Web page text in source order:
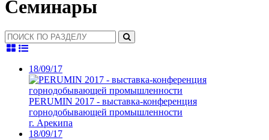
Семинары
18/09/17
PERUMIN 2017 - выставка-конференция
горнодобывающей промышленности
г. Арекипа
18/09/17